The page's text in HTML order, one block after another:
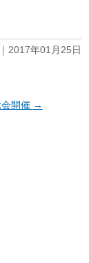
｜2017年01月25日
開催 →